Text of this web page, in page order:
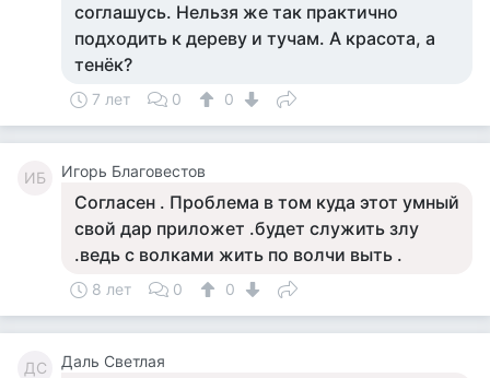
соглашусь. Нельзя же так практично
подходить к дереву и тучам. А красота, а
тенёк?
7 лет 0 0
ИБ Игорь Благовестов
Согласен . Проблема в том куда этот умный
свой дар приложет .будет служить злу
.ведь с волками жить по волчи выть .
8 лет 0 0
ДС Даль Светлая